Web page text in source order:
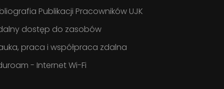
Publikacji Pracowników UJK
dostęp do zasobów
praca i współpraca zdalna
- Internet Wi-Fi